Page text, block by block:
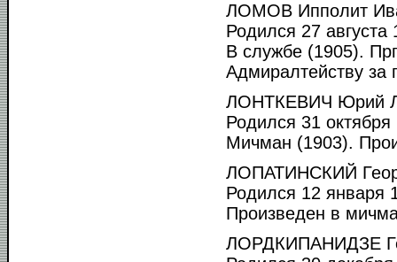
ЛОМОВ Ипполит
Родился 27 августа
В службе (1905).
Адмиралтейству за
ЛОНТКЕВИЧ Юрий
Родился 31 октября
Мичман (1903).
ЛОПАТИНСКИЙ
Родился 12 января
Произведен в
ЛОРДКИПАНИДЗЕ